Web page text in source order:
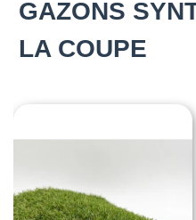
GAZONS
LA COUPE